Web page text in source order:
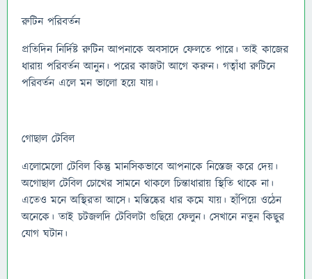
রুটিন পরিবর্তন
প্রতিদিন নির্দিষ্ট রুটিন আপনাকে অবসাদে ফেলতে পারে। তাই কাজের
ধারায় পরিবর্তন আনুন। পরের কাজটা আগে করুন। গত্বাঁধা রুটিনে
পরিবর্তন এলে মন ভালো হয়ে যায়।
গোছাল টেবিল
এলোমেলো টেবিল কিন্তু মানসিকভাবে আপনাকে নিস্তেজ করে দেয়।
অগোছাল টেবিল চোখের সামনে থাকলে চিন্তাধারায় স্থিতি থাকে না।
এতেও মনে অস্থিরতা আসে। মস্তিষ্কের ধার কমে যায়। হাঁপিয়ে ওঠেন
অনেকে। তাই চটজলদি টেবিলটা গুছিয়ে ফেলুন। সেখানে নতুন কিছুর
যোগ ঘটান।